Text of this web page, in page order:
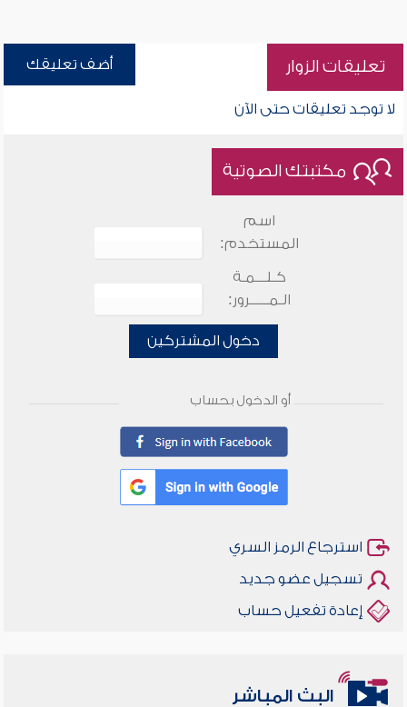
تعليقات الزوار أضف تعليقك
لا توجد تعليقات حتى الآن
مكتبتك الصوتية
اسم
المستخدم:
كـلـــمـة
الـمـــــرور:
دخول المشتركين
أو الدخول بحساب
استرجاع الرمز السري
تسجيل عضو جديد
إعادة تفعيل حساب
البث المباشر